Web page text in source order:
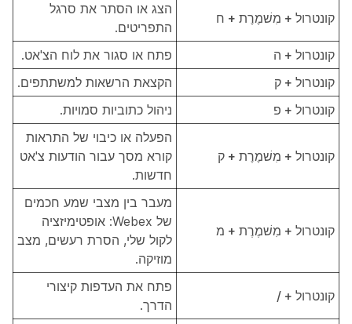
קונטרול + מִשׁמֶרֶת + ח
הצג או הסתר את סרגל
התפריטים.
קונטרול + ה
פתח או סגור את לוח הצ'אט.
קונטרול + ק
הקצאת הרשאות למשתתפים.
קונטרול + פ
ניהול כתוביות סמויות.
קונטרול + מִשׁמֶרֶת + ק
הפעלה או כיבוי של התראות
קורא מסך עבור הודעות צ'אט
חדשות.
קונטרול + מִשׁמֶרֶת + מ
מעבר בין מצבי שמע חכמים
של Webex: אופטימיזציה
לקול שלי, הסרת רעשים, מצב
מוזיקה.
קונטרול + /
פתח את העדפות קיצורי
הדרך.